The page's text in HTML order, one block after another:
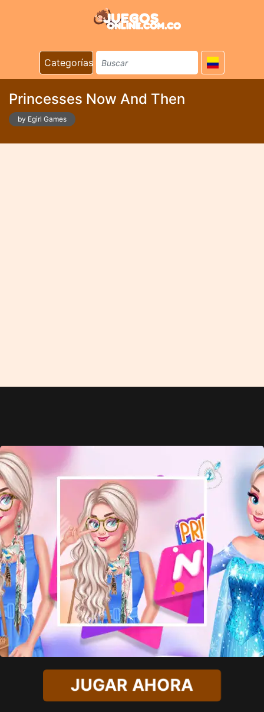
Categorías
Princesses Now And Then
by Egirl Games
JUGAR AHORA